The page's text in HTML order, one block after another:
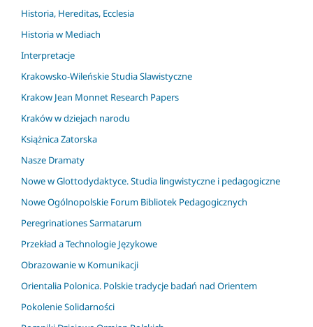
Historia, Hereditas, Ecclesia
Historia w Mediach
Interpretacje
Krakowsko-Wileńskie Studia Slawistyczne
Krakow Jean Monnet Research Papers
Kraków w dziejach narodu
Książnica Zatorska
Nasze Dramaty
Nowe w Glottodydaktyce. Studia lingwistyczne i pedagogiczne
Nowe Ogólnopolskie Forum Bibliotek Pedagogicznych
Peregrinationes Sarmatarum
Przekład a Technologie Językowe
Obrazowanie w Komunikacji
Orientalia Polonica. Polskie tradycje badań nad Orientem
Pokolenie Solidarności